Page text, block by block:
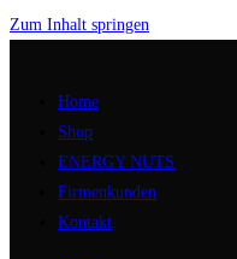
Zum Inhalt springen
Home
Shop
ENERGY NUTS
Firmenkunden
Kontakt